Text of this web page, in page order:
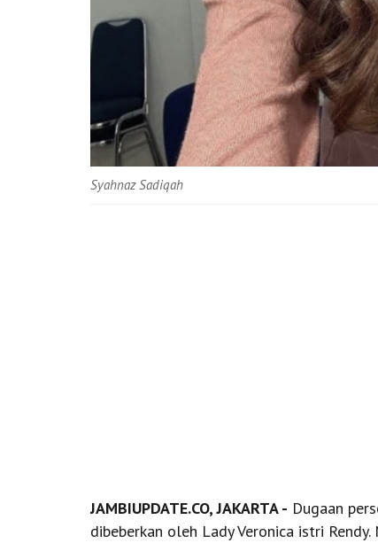
Syahnaz Sadiqah
JAMBIUPDATE.CO, JAKARTA - Dugaan
dibeberkan oleh Lady Veronica istri